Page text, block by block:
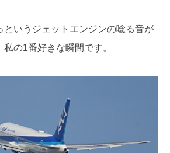
というジェットエンジンの唸る音が
の1番好きな瞬間です。